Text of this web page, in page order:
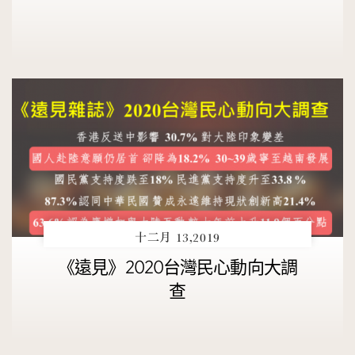
十二月 13,2019
《遠見》2020台灣民心動向大調
查